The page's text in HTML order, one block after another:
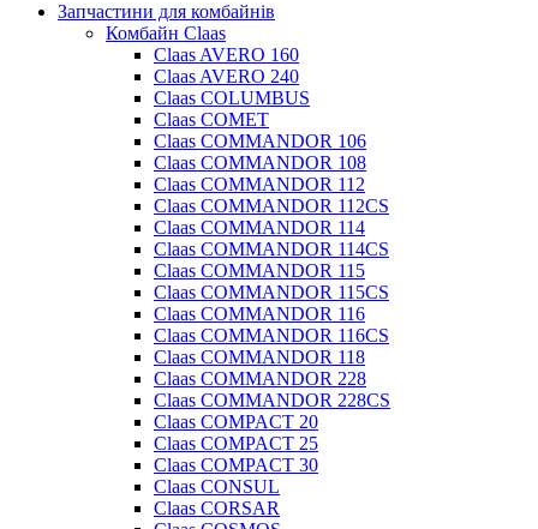
Запчастини для комбайнів
Комбайн Claas
Claas AVERO 160
Claas AVERO 240
Claas COLUMBUS
Claas COMET
Claas COMMANDOR 106
Claas COMMANDOR 108
Claas COMMANDOR 112
Claas COMMANDOR 112CS
Claas COMMANDOR 114
Claas COMMANDOR 114CS
Claas COMMANDOR 115
Claas COMMANDOR 115CS
Claas COMMANDOR 116
Claas COMMANDOR 116CS
Claas COMMANDOR 118
Claas COMMANDOR 228
Claas COMMANDOR 228CS
Claas COMPACT 20
Claas COMPACT 25
Claas COMPACT 30
Claas CONSUL
Claas CORSAR